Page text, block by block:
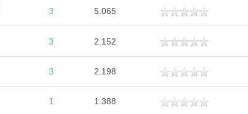
3 5.065
3 2.152
3 2.198
1 1.388